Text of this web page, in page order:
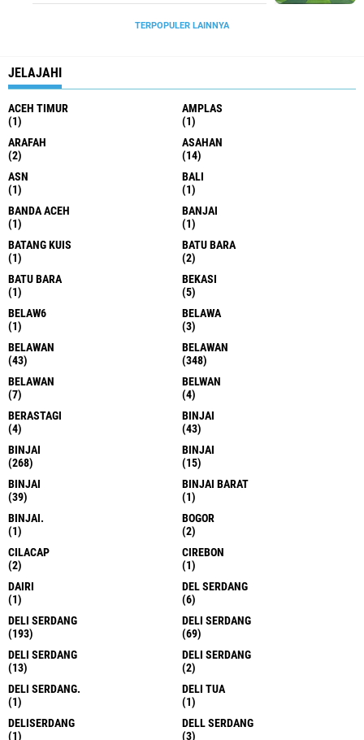
TERPOPULER LAINNYA
JELAJAHI
ACEH TIMUR
(1)
AMPLAS
(1)
ARAFAH
(2)
ASAHAN
(14)
ASN
(1)
BALI
(1)
BANDA ACEH
(1)
BANJAI
(1)
BATANG KUIS
(1)
BATU BARA
(2)
BATU BARA
(1)
BEKASI
(5)
BELAW6
(1)
BELAWA
(3)
BELAWAN
(43)
BELAWAN
(348)
BELAWAN
(7)
BELWAN
(4)
BERASTAGI
(4)
BINJAI
(43)
BINJAI
(268)
BINJAI
(15)
BINJAI
(39)
BINJAI BARAT
(1)
BINJAI.
(1)
BOGOR
(2)
CILACAP
(2)
CIREBON
(1)
DAIRI
(1)
DEL SERDANG
(6)
DELI SERDANG
(193)
DELI SERDANG
(69)
DELI SERDANG
(13)
DELI SERDANG
(2)
DELI SERDANG.
(1)
DELI TUA
(1)
DELISERDANG
(1)
DELL SERDANG
(3)